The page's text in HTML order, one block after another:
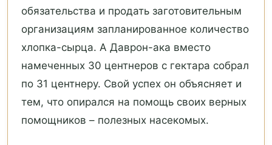
обязательства и продать заготовительным
организациям запланированное количество
хлопка-сырца. А Даврон-ака вместо
намеченных 30 центнеров с гектара собрал
по 31 центнеру. Свой успех он объясняет и
тем, что опирался на помощь своих верных
помощников – полезных насекомых.